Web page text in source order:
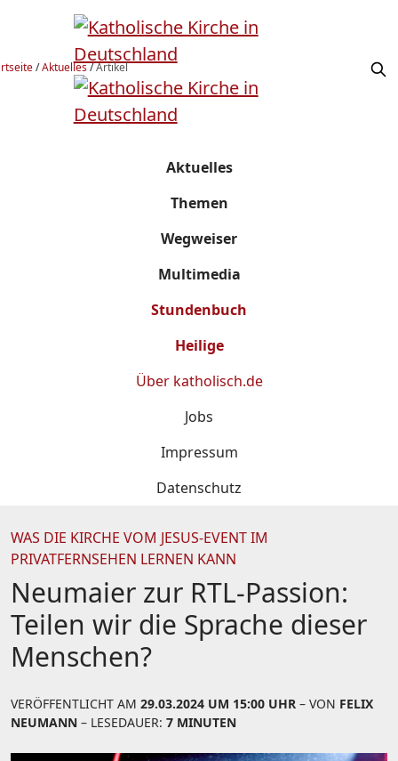
/Aktuelles/Artikel
Aktuelles
Themen
Wegweiser
Multimedia
Stundenbuch
Heilige
Über katholisch.de
Jobs
Impressum
Datenschutz
WAS DIE KIRCHE VOM JESUS-EVENT IM
PRIVATFERNSEHEN LERNEN KANN
Neumaier zur RTL-Passion:
Teilen wir die Sprache dieser
Menschen?
VERÖFFENTLICHT AM 29.03.2024 UM 15:00 UHR – VON FELIX
NEUMANN – LESEDAUER: 7 MINUTEN